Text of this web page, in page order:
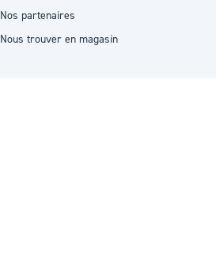
Nos partenaires
Nous trouver en magasin